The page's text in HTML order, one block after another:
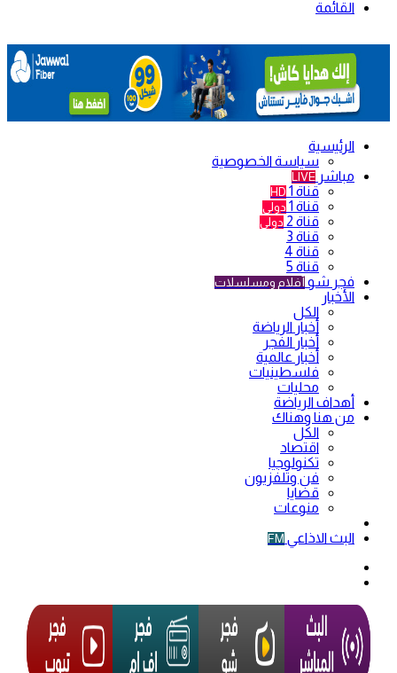
القائمة
الرئيسية
سياسة الخصوصية
مباشر LIVE
قناة 1 HD
قناة 1 دولي
قناة 2 دولي
قناة 3
قناة 4
قناة 5
فجر شو أفلام ومسلسلات
الأخبار
الكل
أخبار الرياضة
أخبار الفجر
أخبار عالمية
فلسطينيات
محليات
أهداف الرياضة
من هنا وهناك
الكل
اقتصاد
تكنولوجيا
فن وتلفزيون
قضايا
منوعات
البث الاذاعي FM